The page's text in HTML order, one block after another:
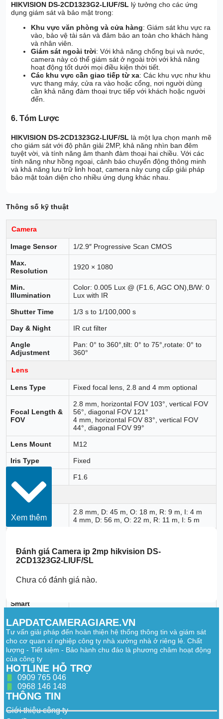
HIKVISION DS-2CD1323G2-LIUF/SL lý tưởng cho các ứng
dụng giám sát và bảo mật trong:
Khu vực văn phòng và cửa hàng: Giám sát khu vực ra
vào, bảo vệ tài sản và đảm bảo an toàn cho khách hàng
và nhân viên.
Giám sát ngoài trời: Với khả năng chống bụi và nước,
camera này có thể giám sát ở ngoài trời với khả năng
hoạt động tốt dưới mọi điều kiện thời tiết.
Các khu vực cần giao tiếp từ xa: Các khu vực như khu
vực thang máy, cửa ra vào hoặc cổng, nơi người dùng
cần khả năng đàm thoại trực tiếp với khách hoặc người
đến.
6. Tóm Lược
HIKVISION DS-2CD1323G2-LIUF/SL là một lựa chọn mạnh mẽ
cho giám sát với độ phân giải 2MP, khả năng nhìn ban đêm
tuyệt vời, và tính năng âm thanh đàm thoại hai chiều. Với các
tính năng như hồng ngoại, cảnh báo chuyển động thông minh
và khả năng lưu trữ linh hoạt, camera này cung cấp giải pháp
bảo mật toàn diện cho nhiều ứng dụng khác nhau.
Thông số kỹ thuật
Camera
Image Sensor 1/2.9″ Progressive Scan CMOS
Max.
Resolution
1920 × 1080
Min.
Illumination
Color: 0.005 Lux @ (F1.6, AGC ON),B/W: 0
Lux with IR
Shutter Time 1/3 s to 1/100,000 s
Day & Night IR cut filter
Angle
Adjustment
Pan: 0° to 360°,tilt: 0° to 75°,rotate: 0° to
360°
Lens
Lens Type Fixed focal lens, 2.8 and 4 mm optional
Focal Length &
FOV
2.8 mm, horizontal FOV 103°, vertical FOV
56°, diagonal FOV 121°
4 mm, horizontal FOV 83°, vertical FOV
44°, diagonal FOV 99°
Lens Mount M12
Iris Type Fixed
F1.6
DORI
DORI
2.8 mm, D: 45 m, O: 18 m, R: 9 m, I: 4 m
4 mm, D: 56 m, O: 22 m, R: 11 m, I: 5 m
Supplement
Light Type
IR,White Light
Supplement
Up to 30 m
Smart
Light
IR Wavelength 850 nm
Video
Main Stream
50 Hz: 25 fps (1920 × 1080, 1280 × 720)
Sub-Stream
Xem thêm
Đánh giáCamera ip 2mp hikvision DS-
2CD1323G2-LIUF/SL
Chưa có đánh giá nào.
LAPDATCAMERAGIARE.VN
Tư vấn giải pháp đến hoàn thiện hệ thống thông tin và giám sát
cho cơ quan xí nghiệp công ty nhà xưởng nhà ở riêng lẻ. Chất
lượng - Tiết kiệm - Bảo hành chu đáo là phương châm hoạt động
của công ty
HOTLINE HỖ TRỢ
0909 765 046
0968 146 148
THÔNG TIN
Giới thiệu công ty